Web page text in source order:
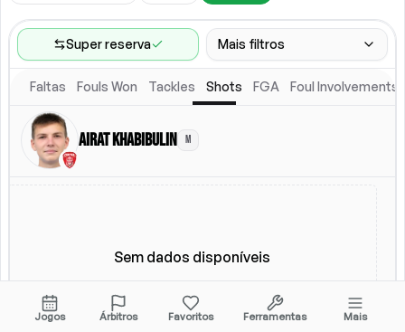
Super reserva Mais filtros
Faixa de jogos
Ultimos 60 jogos
Local
Faltas Fouls Won Tackles Shots FGA Foul Involvements
Airat Khabibulin M
Sem dados disponíveis
Jogos Árbitros Favoritos Ferramentas Mais